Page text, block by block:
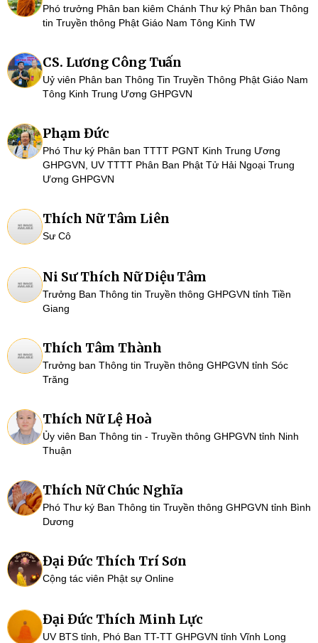
Phó trưởng Phân ban kiêm Chánh Thư ký Phân ban Thông
tin Truyền thông Phật Giáo Nam Tông Kinh TW
CS. Lương Công Tuấn
Uỷ viên Phân ban Thông Tin Truyền Thông Phật Giáo Nam
Tông Kinh Trung Ương GHPGVN
Phạm Đức
Phó Thư ký Phân ban TTTT PGNT Kinh Trung Ương
GHPGVN, UV TTTT Phân Ban Phật Tử Hải Ngoại Trung
Ương GHPGVN
Thích Nữ Tâm Liên
Sư Cô
Ni Sư Thích Nữ Diệu Tâm
Trưởng Ban Thông tin Truyền thông GHPGVN tỉnh Tiền
Giang
Thích Tâm Thành
Trưởng ban Thông tin Truyền thông GHPGVN tỉnh Sóc
Trăng
Thích Nữ Lệ Hoà
Ủy viên Ban Thông tin - Truyền thông GHPGVN tỉnh Ninh
Thuận
Thích Nữ Chúc Nghĩa
Phó Thư ký Ban Thông tin Truyền thông GHPGVN tỉnh Bình
Dương
Đại Đức Thích Trí Sơn
Cộng tác viên Phật sự Online
Đại Đức Thích Minh Lực
UV BTS tỉnh, Phó Ban TT-TT GHPGVN tỉnh Vĩnh Long